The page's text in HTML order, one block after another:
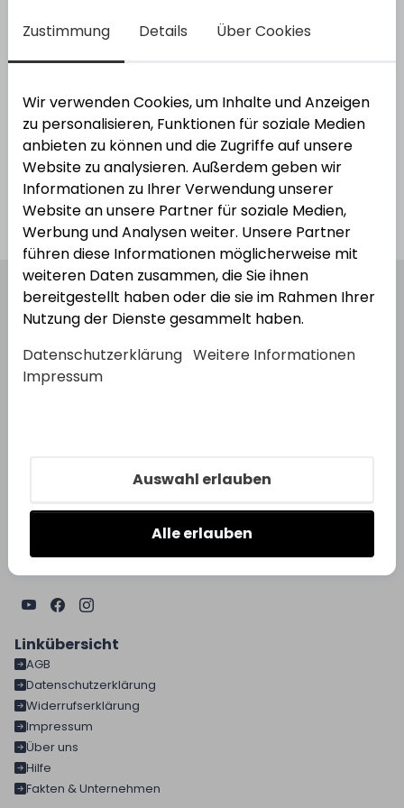
4Varianten
Varianten anzeigen
Kataloge
07:00h bis 16:30h
07:00h bis 13:30h
Linkübersicht
AGB
Datenschutzerklärung
Widerrufserklärung
Impressum
Über uns
Hilfe
Fakten & Unternehmen
Zustimmung Details Über Cookies
Wir verwenden Cookies, um Inhalte und Anzeigen
zu personalisieren, Funktionen für soziale Medien
anbieten zu können und die Zugriffe auf unsere
Website zu analysieren. Außerdem geben wir
Informationen zu Ihrer Verwendung unserer
Website an unsere Partner für soziale Medien,
Werbung und Analysen weiter. Unsere Partner
führen diese Informationen möglicherweise mit
weiteren Daten zusammen, die Sie ihnen
bereitgestellt haben oder die sie im Rahmen Ihrer
Nutzung der Dienste gesammelt haben.
Datenschutzerklärung Weitere Informationen
Impressum
Auswahl erlauben
Alle erlauben